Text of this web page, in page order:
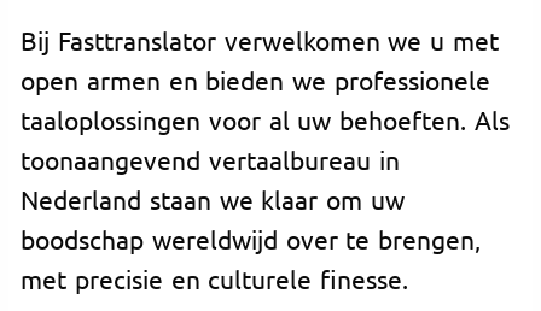
Bij Fasttranslator verwelkomen we u met
open armen en bieden we professionele
taaloplossingen voor al uw behoeften. Als
toonaangevend vertaalbureau in
Nederland staan we klaar om uw
boodschap wereldwijd over te brengen,
met precisie en culturele finesse.